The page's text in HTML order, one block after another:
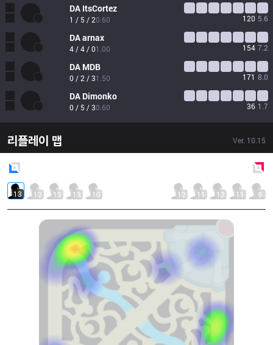
DA ItsCortez
1 / 5 / 20.60 120 5.6
DAarnax
4 / 4 / 01.00 154 7.2
DA MDB
0 / 2 / 31.50 171 8.0
DA Dimonko
0 / 5 / 30.60 36 1.7
리플레이 맵 Ver. 10.15
13 12 13 13 10 12 11 12 11 9